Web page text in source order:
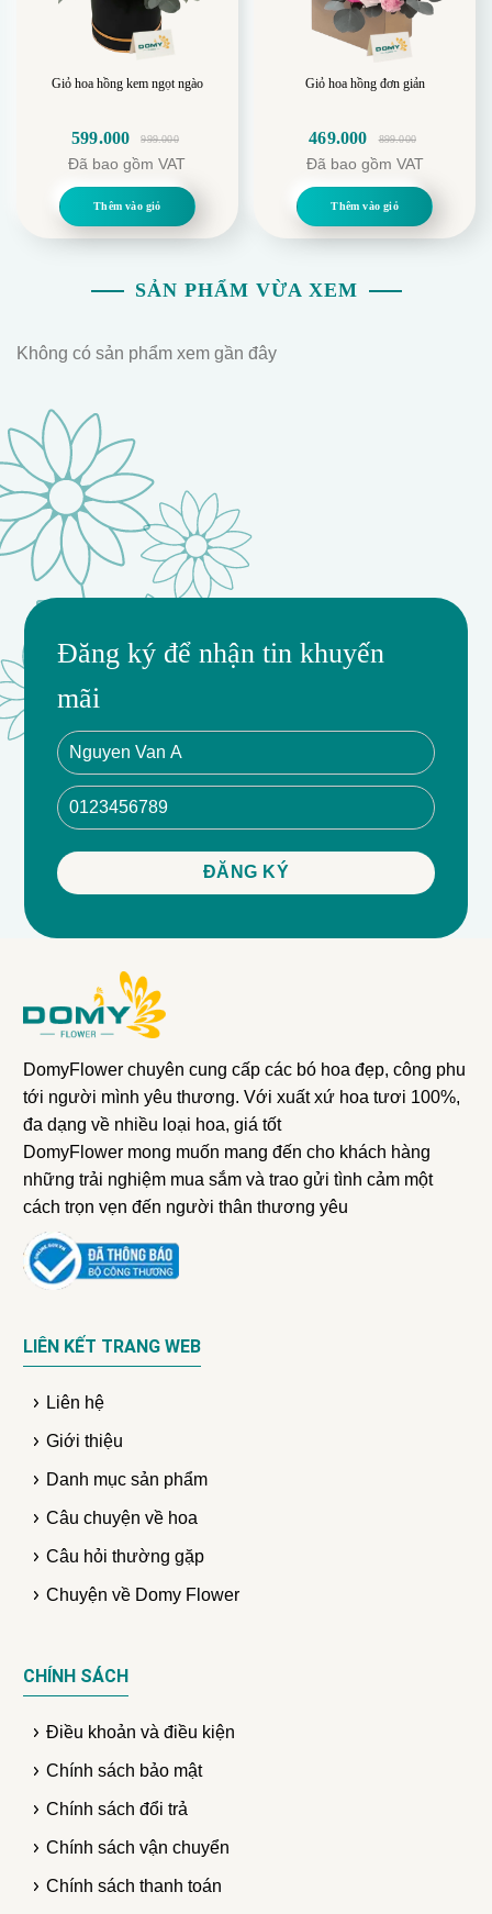
Giỏ hoa hồng kem ngọt ngào
999.000
gốc
599.000
hiện
Đã bao gồm VAT
Thêm vào giỏ
Giỏ hoa hồng đơn giản
899.000
gốc
469.000
hiện
Đã bao gồm VAT
Thêm vào giỏ
SẢN PHẨM VỪA XEM
Không có sản phẩm xem gần đây
Đăng ký để nhận tin khuyến
mãi
DomyFlower chuyên cung cấp các bó hoa đẹp, công phu
tới người mình yêu thương. Với xuất xứ hoa tươi 100%,
đa dạng về nhiều loại hoa, giá tốt
DomyFlower mong muốn mang đến cho khách hàng
những trải nghiệm mua sắm và trao gửi tình cảm một
cách trọn vẹn đến người thân thương yêu
LIÊN KẾT TRANG WEB
Liên hệ
Giới thiệu
Danh mục sản phẩm
Câu chuyện về hoa
Câu hỏi thường gặp
Chuyện về Domy Flower
CHÍNH SÁCH
Điều khoản và điều kiện
Chính sách bảo mật
Chính sách đổi trả
Chính sách vận chuyển
Chính sách thanh toán